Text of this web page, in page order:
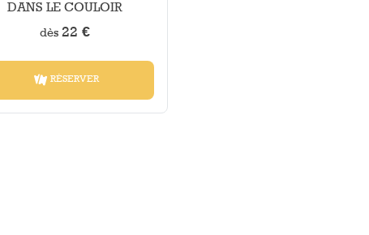
DANS LE COULOIR
dès 22 €
RÉSERVER